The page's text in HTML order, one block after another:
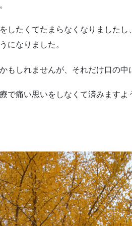
したくてたまらなくなりました
になりました。
もしれませんが、それだけ口の中
で痛い思いをしなくて済みますよ